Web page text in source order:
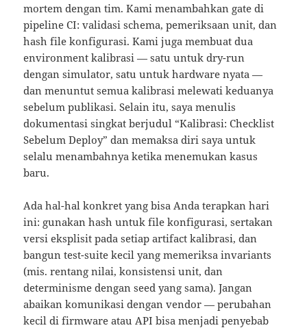
mortem dengan tim. Kami menambahkan gate di
pipeline CI: validasi schema, pemeriksaan unit, dan
hash file konfigurasi. Kami juga membuat dua
environment kalibrasi — satu untuk dry-run
dengan simulator, satu untuk hardware nyata —
dan menuntut semua kalibrasi melewati keduanya
sebelum publikasi. Selain itu, saya menulis
dokumentasi singkat berjudul “Kalibrasi: Checklist
Sebelum Deploy” dan memaksa diri saya untuk
selalu menambahnya ketika menemukan kasus
baru.
Ada hal-hal konkret yang bisa Anda terapkan hari
ini: gunakan hash untuk file konfigurasi, sertakan
versi eksplisit pada setiap artifact kalibrasi, dan
bangun test-suite kecil yang memeriksa invariants
(mis. rentang nilai, konsistensi unit, dan
determinisme dengan seed yang sama). Jangan
abaikan komunikasi dengan vendor — perubahan
kecil di firmware atau API bisa menjadi penyebab